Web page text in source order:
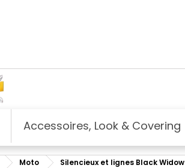
Accessoires, Look & Covering
Moto Silencieux et lignes Black Widow